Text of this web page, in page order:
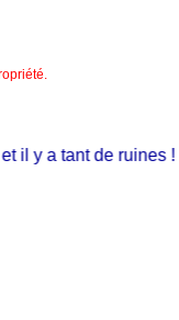
il y a tant de ruines !